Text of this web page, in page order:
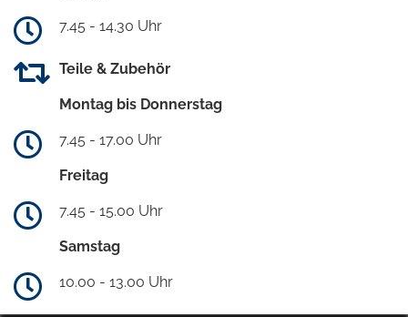
7.45 - 14.30 Uhr
Teile & Zubehör
Montag bis Donnerstag
7.45 - 17.00 Uhr
Freitag
7.45 - 15.00 Uhr
Samstag
10.00 - 13.00 Uhr